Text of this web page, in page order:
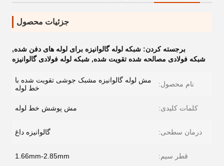
جزئیات محصول
برجسته کردن: شبکه لوله گالوانیزه برای لوله های دفن شده,
شبکه فولادی مصالحه شده تقویت شده, شبکه لوله فولادی گالوانیزه
نام محصول:
مش لوله گالوانیزه مشبک جوشی تقویت شده با
خط لوله
کلمات کلیدی: مش پوشش خط لوله
درمان سطحی: گالوانیزه داغ
قطر سیم: 1.66mm-2.85mm